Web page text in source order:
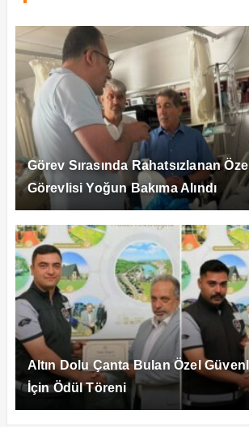
Görev Sırasında Rahatsızlanan
Görevlisi Yoğun Bakıma Alındı
Altın Dolu Çanta Bulan Özel
İçin Ödül Töreni